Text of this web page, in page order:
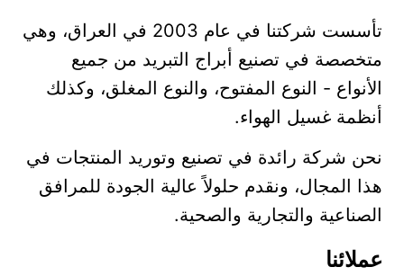
تأسست شركتنا في عام 2003 في العراق، وهي
متخصصة في تصنيع أبراج التبريد من جميع
الأنواع - النوع المفتوح، والنوع المغلق، وكذلك
أنظمة غسيل الهواء.
نحن شركة رائدة في تصنيع وتوريد المنتجات في
هذا المجال، ونقدم حلولاً عالية الجودة للمرافق
الصناعية والتجارية والصحية.
عملائنا